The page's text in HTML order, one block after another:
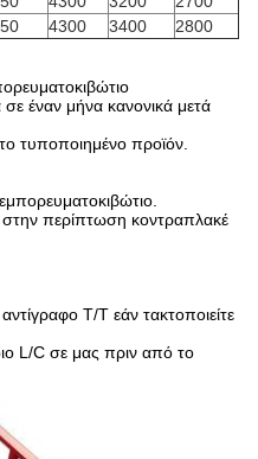
4300 3400 2800
έναν μήνα κανονικά μετά
τυποποιημένο προϊόν.
περίπτωση κοντραπλακέ
T/T εάν τακτοποιείτε
L/C σε μας πριν από το